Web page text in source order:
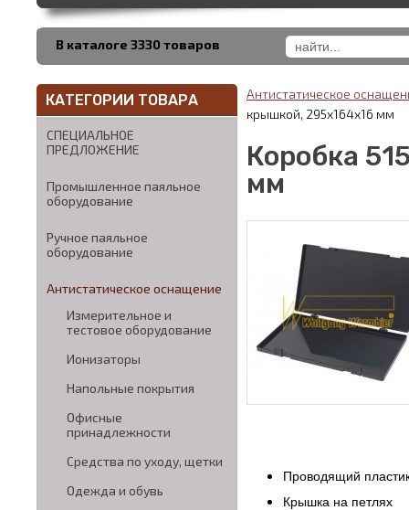
В каталоге 3330 товаров
КАТЕГОРИИ ТОВАРА
СПЕЦИАЛЬНОЕ
ПРЕДЛОЖЕНИЕ
Промышленное паяльное
оборудование
Ручное паяльное
оборудование
Антистатическое оснащение
Измерительное и
тестовое оборудование
Ионизаторы
Напольные покрытия
Офисные
принадлежности
Средства по уходу, щетки
Одежда и обувь
Антистатическое
крышкой, 295x164x16 мм
Коробка
мм
Проводящий
Крышка на петлях